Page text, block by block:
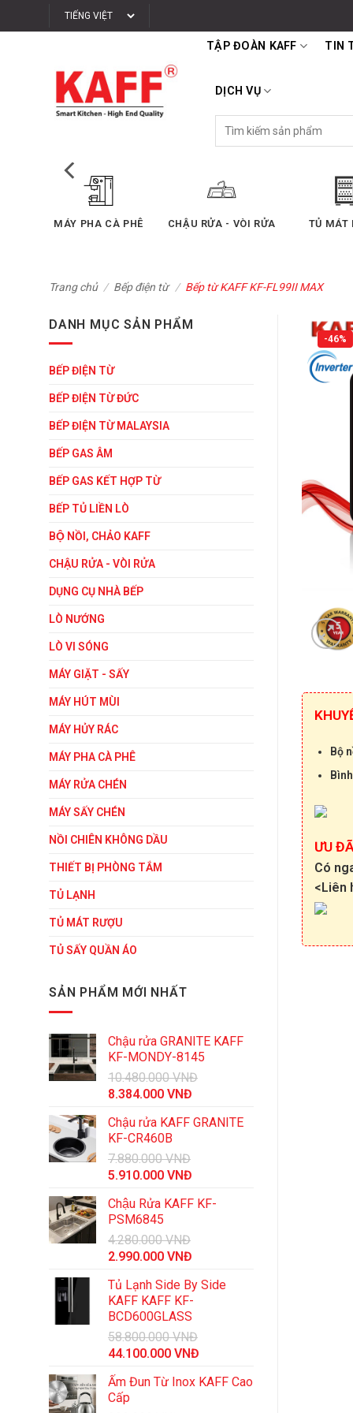
qua
TẬP ĐOÀN KAFF TIN
DỊCH VỤ
kiếm:
BẾP ĐIỆN TỪ BẾP GAS ÂM MÁY
Trang chủ / Bếp điện từ / Bếp từ KAFF KF-FL99II MAX
DANH MỤC SẢN PHẨM
BẾP ĐIỆN TỪ
BẾP ĐIỆN TỪ ĐỨC
BẾP ĐIỆN TỪ MALAYSIA
BẾP GAS ÂM
BẾP GAS KẾT HỢP TỪ
BẾP TỦ LIỀN LÒ
BỘ NỒI, CHẢO KAFF
CHẬU RỬA - VÒI RỬA
DỤNG CỤ NHÀ BẾP
LÒ NƯỚNG
LÒ VI SÓNG
MÁY GIẶT - SẤY
MÁY HÚT MÙI
MÁY HỦY RÁC
MÁY PHA CÀ PHÊ
MÁY RỬA CHÉN
MÁY SẤY CHÉN
NỒI CHIÊN KHÔNG DẦU
THIẾT BỊ PHÒNG TẮM
TỦ LẠNH
TỦ MÁT RƯỢU
TỦ SẤY QUẦN ÁO
SẢN PHẨM MỚI NHẤT
Chậu rửa GRANITE KAFF
KF-MONDY-8145
10.480.000VNĐ
Giá
là:
10.480.000 VNĐ.
8.384.000 VNĐ
tại
Chậu rửa KAFF GRANITE
KF-CR460B
7.880.000VNĐ
Giá
là:
7.880.000 VNĐ.
5.910.000 VNĐ
tại
Chậu Rửa KAFF KF-
PSM6845
4.280.000VNĐ
Giá
là:
4.280.000 VNĐ.
2.990.000 VNĐ
tại
là:
Tủ Lạnh Side By Side
KAFF KAFF KF-
BCD600GLASS
58.800.000VNĐ
Giá
là:
58.800.000 VNĐ.
44.100.000 VNĐ
tại
Ấm Đun Từ Inox KAFF Cao
Cấp
-46%
Bộ
ƯU
Có
<Liên